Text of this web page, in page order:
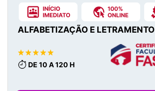
ALFABETIZAÇÃO E LETRAMENTO
DE 10 A 120 H